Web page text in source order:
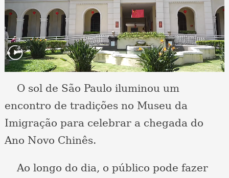
O sol de São Paulo iluminou um
encontro de tradições no Museu da
Imigração para celebrar a chegada do
Ano Novo Chinês.
Ao longo do dia, o público pode fazer